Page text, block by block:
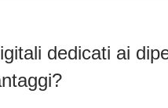
dedicati ai